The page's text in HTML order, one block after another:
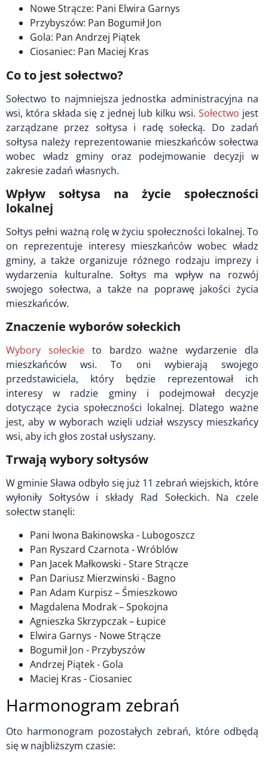
Nowe Strącze: Pani Elwira Garnys
Przybyszów: Pan Bogumił Jon
Gola: Pan Andrzej Piątek
Ciosaniec: Pan Maciej Kras
Co to jest sołectwo?
Sołectwo to najmniejsza jednostka administracyjna na
wsi, która składa się z jednej lub kilku wsi. Sołectwo jest
zarządzane przez sołtysa i radę sołecką. Do zadań
sołtysa należy reprezentowanie mieszkańców sołectwa
wobec władz gminy oraz podejmowanie decyzji w
zakresie zadań własnych.
Wpływ sołtysa na życie społeczności
lokalnej
Sołtys pełni ważną rolę w życiu społeczności lokalnej. To
on reprezentuje interesy mieszkańców wobec władz
gminy, a także organizuje różnego rodzaju imprezy i
wydarzenia kulturalne. Sołtys ma wpływ na rozwój
swojego sołectwa, a także na poprawę jakości życia
mieszkańców.
Znaczenie wyborów sołeckich
Wybory sołeckieto bardzo ważne wydarzenie dla
mieszkańców wsi. To oni wybierają swojego
przedstawiciela, który będzie reprezentował ich
interesy w radzie gminy i podejmował decyzje
dotyczące życia społeczności lokalnej. Dlatego ważne
jest, aby w wyborach wzięli udział wszyscy mieszkańcy
wsi, aby ich głos został usłyszany.
Trwają wybory sołtysów
W gminie Sława odbyło się już 11 zebrań wiejskich, które
wyłoniły Sołtysów i składy Rad Sołeckich. Na czele
sołectw stanęli:
Pani Iwona Bakinowska - Lubogoszcz
Pan Ryszard Czarnota - Wróblów
Pan Jacek Małkowski - Stare Strącze
Pan Dariusz Mierzwinski - Bagno
Pan Adam Kurpisz – Śmieszkowo
Magdalena Modrak – Spokojna
Agnieszka Skrzypczak – Łupice
Elwira Garnys - Nowe Strącze
Bogumił Jon - Przybyszów
Andrzej Piątek - Gola
Maciej Kras - Ciosaniec
Harmonogram zebrań
Oto harmonogram pozostałych zebrań, które odbędą
się w najbliższym czasie: